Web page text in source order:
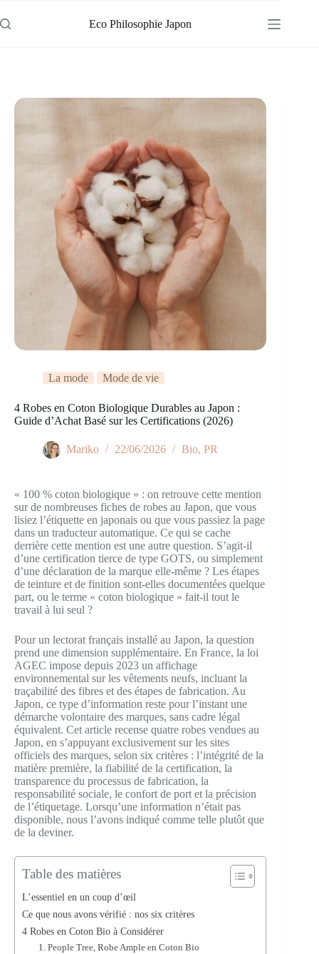
au
contenu
Eco Philosophie Japon
La mode Mode de vie
4 Robes en Coton Biologique Durables au Japon :
Guide d’Achat Basé sur les Certifications (2026)
Mariko 22/06/2026 Bio, PR
« 100 % coton biologique » : on retrouve cette mention
sur de nombreuses fiches de robes au Japon, que vous
lisiez l’étiquette en japonais ou que vous passiez la page
dans un traducteur automatique. Ce qui se cache
derrière cette mention est une autre question. S’agit-il
d’une certification tierce de type GOTS, ou simplement
d’une déclaration de la marque elle-même ? Les étapes
de teinture et de finition sont-elles documentées quelque
part, ou le terme « coton biologique » fait-il tout le
travail à lui seul ?
Pour un lectorat français installé au Japon, la question
prend une dimension supplémentaire. En France, la loi
AGEC impose depuis 2023 un affichage
environnemental sur les vêtements neufs, incluant la
traçabilité des fibres et des étapes de fabrication. Au
Japon, ce type d’information reste pour l’instant une
démarche volontaire des marques, sans cadre légal
équivalent. Cet article recense quatre robes vendues au
Japon, en s’appuyant exclusivement sur les sites
officiels des marques, selon six critères : l’intégrité de la
matière première, la fiabilité de la certification, la
transparence du processus de fabrication, la
responsabilité sociale, le confort de port et la précision
de l’étiquetage. Lorsqu’une information n’était pas
disponible, nous l’avons indiqué comme telle plutôt que
de la deviner.
Table des matières
L’essentiel en un coup d’œil
Ce que nous avons vérifié : nos six critères
4 Robes en Coton Bio à Considérer
1. People Tree, Robe Ample en Coton Bio